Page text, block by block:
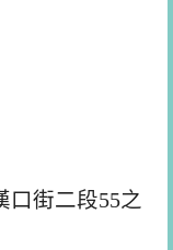
口街二段55之